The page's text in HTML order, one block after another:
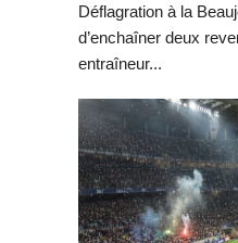
Déflagration à la
d’enchaîner deux
entraîneur...